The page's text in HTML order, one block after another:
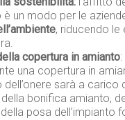
un modo per le
, riducendo le
copertura in amianto
una copertura in
sarà a carico
bonifica amianto,
posa dell’impianto